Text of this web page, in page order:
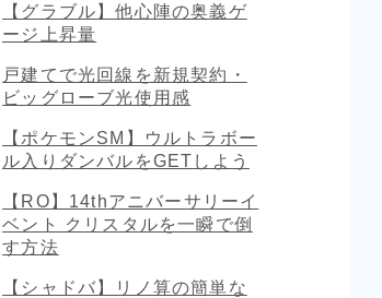
【グラブル】他心陣の奥義ゲ
ージ上昇量
戸建てで光回線を新規契約・
ビッグローブ光使用感
【ポケモンSM】ウルトラボー
ル入りダンバルをGETしよう
【RO】14thアニバーサリーイ
ベント クリスタルを一瞬で倒
す方法
【シャドバ】リノ算の簡単な